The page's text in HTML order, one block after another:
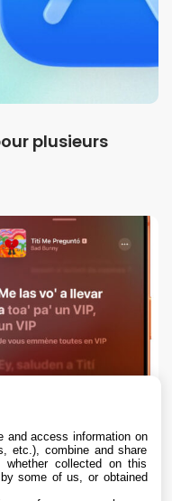
plusieurs
and access information on
etc.), combine and share
whether collected on this
some of us, or obtained